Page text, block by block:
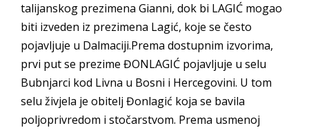
talijanskog prezimena Gianni, dok bi LAGIĆ mogao
biti izveden iz prezimena Lagić, koje se često
pojavljuje u Dalmaciji.Prema dostupnim izvorima,
prvi put se prezime ĐONLAGIĆ pojavljuje u selu
Bubnjarci kod Livna u Bosni i Hercegovini. U tom
selu živjela je obitelj Đonlagić koja se bavila
poljoprivredom i stočarstvom. Prema usmenoj